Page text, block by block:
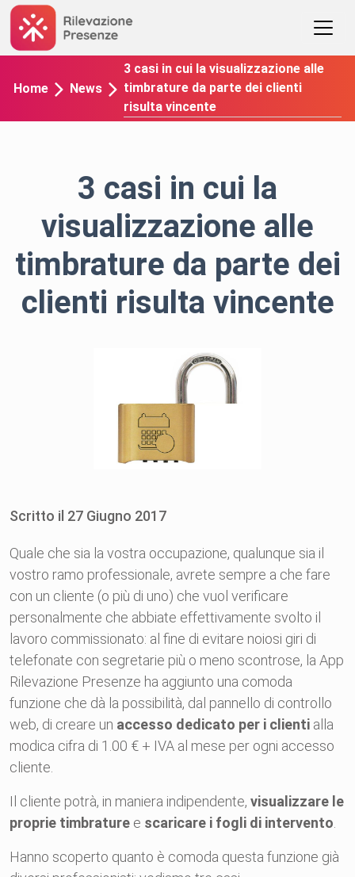
Home News
3 casi in cui la visualizzazione alle
timbrature da parte dei clienti
risulta vincente
3 casi in cui la
visualizzazione alle
timbrature da parte dei
clienti risulta vincente
Scritto il 27 Giugno 2017
Quale che sia la vostra occupazione, qualunque sia il
vostro ramo professionale, avrete sempre a che fare
con un cliente (o più di uno) che vuol verificare
personalmente che abbiate effettivamente svolto il
lavoro commissionato: al fine di evitare noiosi giri di
telefonate con segretarie più o meno scontrose, la App
Rilevazione Presenze ha aggiunto una comoda
funzione che dà la possibilità, dal pannello di controllo
web, di creare un accesso dedicato per i clienti alla
modica cifra di 1.00 € + IVA al mese per ogni accesso
cliente.
Il cliente potrà, in maniera indipendente, visualizzare le
proprie timbrature e scaricare i fogli di intervento
Hanno scoperto quanto è comoda questa funzione già